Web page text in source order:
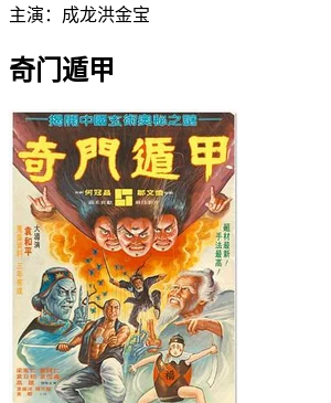
主演： 成龙洪金宝
奇门遁甲